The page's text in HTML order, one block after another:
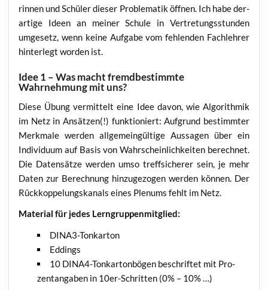
rin­nen und Schü­ler die­ser Pro­ble­ma­tik öff­nen. Ich habe der­
ar­ti­ge Ideen an mei­ner Schu­le in Ver­tre­tungs­stun­den
umge­setz, wenn kei­ne Auf­ga­be vom feh­len­den Fach­leh­rer
hin­ter­legt wor­den ist.
Idee 1 – Was macht fremdbestimmte
Wahrnehmung mit uns?
Die­se Übung ver­mit­telt eine Idee davon, wie Algo­rith­mik
im Netz in Ansät­zen(!) funk­tio­niert: Auf­grund bestimm­ter
Merk­ma­le wer­den all­ge­mein­gül­ti­ge Aus­sa­gen über ein
Indi­vi­du­um auf Basis von Wahr­schein­lich­kei­ten berech­net.
Die Daten­sät­ze wer­den umso treff­si­che­rer sein, je mehr
Daten zur Berech­nung hin­zu­ge­zo­gen wer­den kön­nen. Der
Rück­kop­pe­lungs­ka­nals eines Ple­nums fehlt im Netz.
Mate­ri­al für jedes Lerngruppenmitglied:
DINA3-Ton­kar­ton
Eddings
10 DINA4-Ton­kar­ton­bö­gen beschrif­tet mit Pro­
zent­an­ga­ben in 10er-Schrit­ten (0% – 10% …)